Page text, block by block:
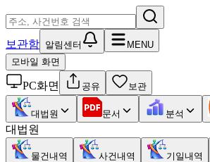
보관함 알림센터
MENU
모바일 화면
PC화면 공유 보관
대법원 문서 분석
대법원
물건내역 사건내역 기일내역